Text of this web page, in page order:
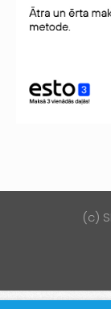
(c)